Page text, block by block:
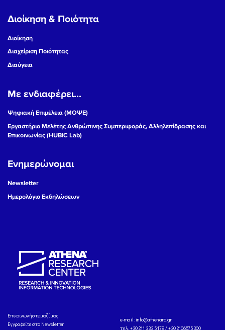
Διοίκηση & Ποιότητα
Διοίκηση
Διαχείριση Ποιότητας
Διαύγεια
Με ενδιαφέρει...
Ψηφιακή Επιμέλεια (ΜΟΨΕ)
Εργαστήριο Μελέτης Ανθρώπινης Συμπεριφοράς, Αλληλεπίδρασης και
Επικοινωνίας (HUBIC Lab)
Ενημερώνομαι
Newsletter
Ημερολόγιο Εκδηλώσεων
Eπικοινωνήστε μαζί μας
Εγγραφείτε στο Newsletter
e-mail: info@athenarc.gr
τηλ. +30 211 333 5179 / +30 2106875300